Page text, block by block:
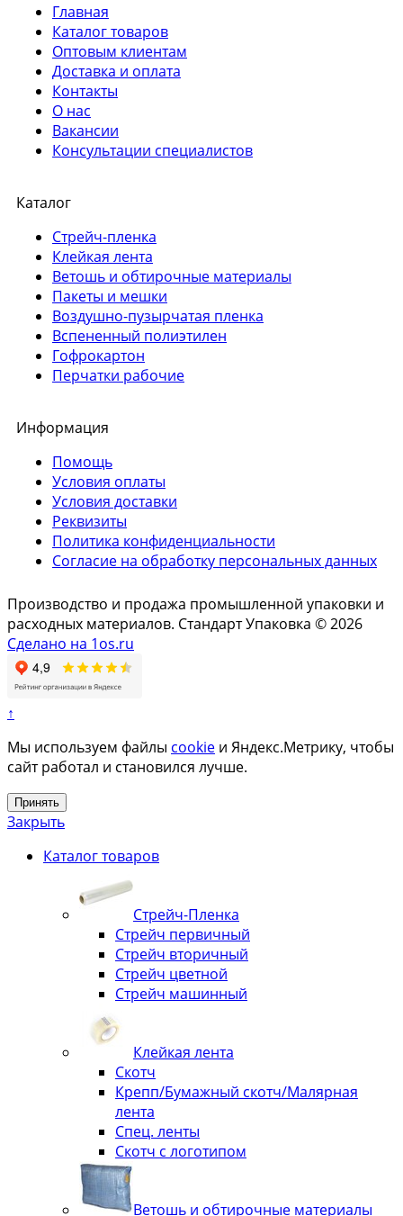
Главная
Каталог товаров
Оптовым клиентам
Доставка и оплата
Контакты
О нас
Вакансии
Консультации специалистов
Каталог
Стрейч-пленка
Клейкая лента
Ветошь и обтирочные материалы
Пакеты и мешки
Воздушно-пузырчатая пленка
Вспененный полиэтилен
Гофрокартон
Перчатки рабочие
Информация
Помощь
Условия оплаты
Условия доставки
Реквизиты
Политика конфиденциальности
Согласие на обработку персональных данных
Производство и продажа промышленной упаковки и
расходных материалов. Стандарт Упаковка © 2026
Сделано на 1os.ru
↑
Мы используем файлы cookie и Яндекс.Метрику, чтобы
сайт работал и становился лучше.
Принять
Закрыть
Каталог товаров
Стрейч-Пленка
Стрейч первичный
Стрейч вторичный
Стрейч цветной
Стрейч машинный
Клейкая лента
Скотч
Крепп/Бумажный скотч/Малярная
лента
Спец. ленты
Скотч с логотипом
Ветошь и обтирочные материалы